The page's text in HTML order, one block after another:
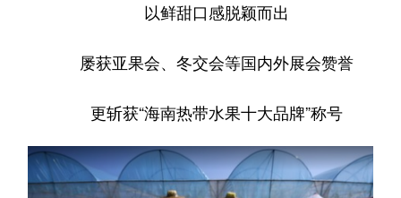
以鲜甜口感脱颖而出
屡获亚果会、冬交会等国内外展会赞誉
更斩获“海南热带水果十大品牌”称号